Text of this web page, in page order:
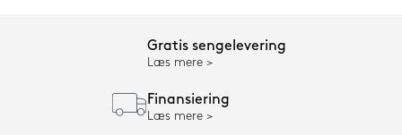
Gratis sengelevering
Læs mere
Finansiering
Læs mere